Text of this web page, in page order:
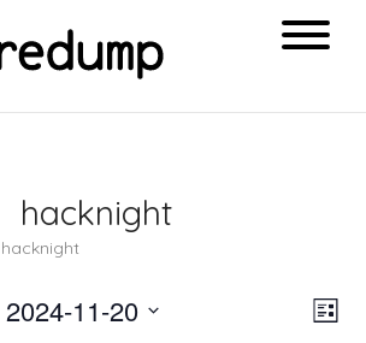
hacknight
hacknight
2024-11-20